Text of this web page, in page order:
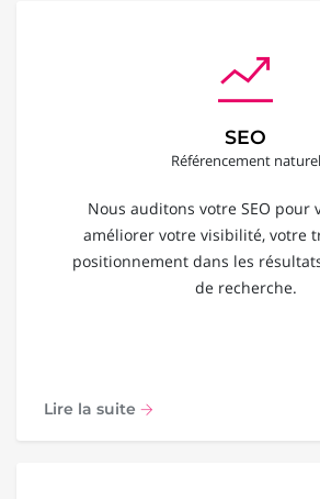
SEO
Référencement naturel
Nous auditons votre SEO pour
améliorer votre visibilité, votre
positionnement dans les
de recherche.
Lire la suite